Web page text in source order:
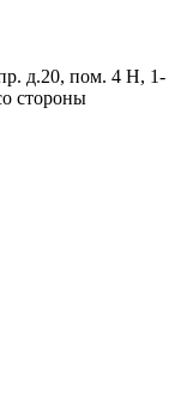
д.20, пом. 4 Н, 1-
стороны